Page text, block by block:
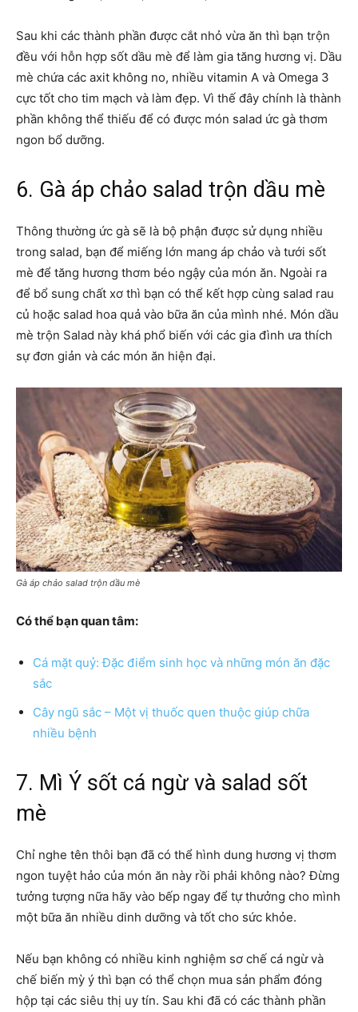
Sau khi các thành phần được cắt nhỏ vừa ăn thì bạn trộn
đều với hỗn hợp sốt dầu mè để làm gia tăng hương vị. Dầu
mè chứa các axit không no, nhiều vitamin A và Omega 3
cực tốt cho tim mạch và làm đẹp. Vì thế đây chính là thành
phần không thể thiếu để có được món salad ức gà thơm
ngon bổ dưỡng.
6. Gà áp chảo salad trộn dầu mè
Thông thường ức gà sẽ là bộ phận được sử dụng nhiều
trong salad, bạn để miếng lớn mang áp chảo và tưới sốt
mè để tăng hương thơm béo ngậy của món ăn. Ngoài ra
để bổ sung chất xơ thì bạn có thể kết hợp cùng salad rau
củ hoặc salad hoa quả vào bữa ăn của mình nhé. Món dầu
mè trộn Salad này khá phổ biến với các gia đình ưa thích
sự đơn giản và các món ăn hiện đại.
Gà áp chảo salad trộn dầu mè
Có thể bạn quan tâm:
Cá mặt quỷ: Đặc điểm sinh học và những món ăn đặc
sắc
Cây ngũ sắc – Một vị thuốc quen thuộc giúp chữa
nhiều bệnh
7. Mì Ý sốt cá ngừ và salad sốt
mè
Chỉ nghe tên thôi bạn đã có thể hình dung hương vị thơm
ngon tuyệt hảo của món ăn này rồi phải không nào? Đừng
tưởng tượng nữa hãy vào bếp ngay để tự thưởng cho mình
một bữa ăn nhiều dinh dưỡng và tốt cho sức khỏe.
Nếu bạn không có nhiều kinh nghiệm sơ chế cá ngừ và
chế biến mỳ ý thì bạn có thể chọn mua sản phẩm đóng
hộp tại các siêu thị uy tín. Sau khi đã có các thành phần